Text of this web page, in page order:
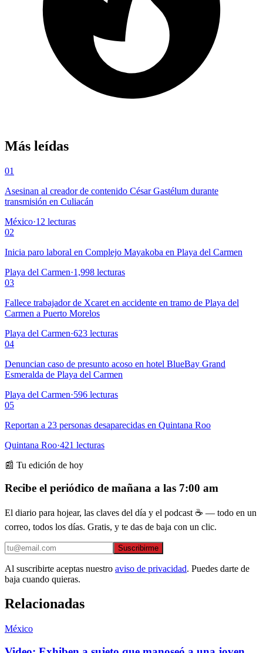
Más leídas
01
Asesinan al creador de contenido César Gastélum durante
transmisión en Culiacán
México·12 lecturas
02
Inicia paro laboral en Complejo Mayakoba en Playa del Carmen
Playa del Carmen·1,998 lecturas
03
Fallece trabajador de Xcaret en accidente en tramo de Playa del
Carmen a Puerto Morelos
Playa del Carmen·623 lecturas
04
Denuncian caso de presunto acoso en hotel BlueBay Grand
Esmeralda de Playa del Carmen
Playa del Carmen·596 lecturas
05
Reportan a 23 personas desaparecidas en Quintana Roo
Quintana Roo·421 lecturas
📰 Tu edición de hoy
Recibe el periódico de mañana a las 7:00 am
El diario para hojear, las claves del día y el podcast ☕ — todo en un
correo, todos los días. Gratis, y te das de baja con un clic.
Suscribirme
Al suscribirte aceptas nuestro aviso de privacidad. Puedes darte de
baja cuando quieras.
Relacionadas
México